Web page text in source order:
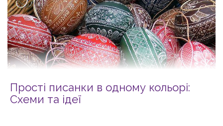
Прості писанки в одному кольорі:
Схеми та ідеї